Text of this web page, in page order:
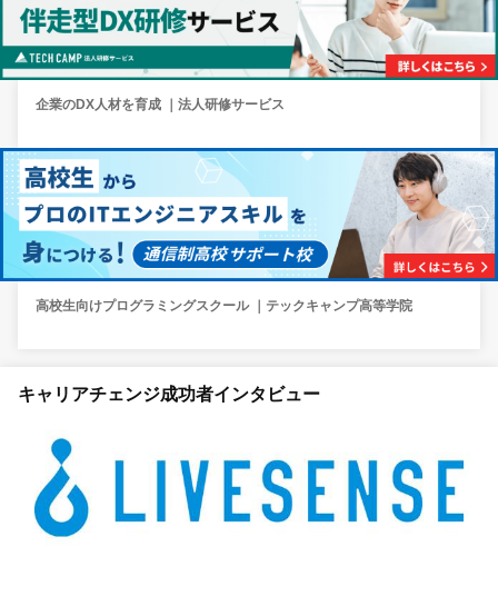
企業のDX人材を育成 ｜法人研修サービス
高校生向けプログラミングスクール ｜テックキャンプ高等学院
キャリアチェンジ成功者インタビュー